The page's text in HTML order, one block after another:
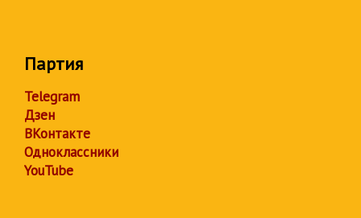
Партия
Telegram
Дзен
ВКонтакте
Одноклассники
YouTube